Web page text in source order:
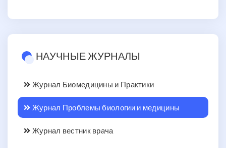
НАУЧНЫЕ ЖУРНАЛЫ
Журнал Биомедицины и Практики
Журнал Проблемы биологии и медицины
Журнал вестник врача